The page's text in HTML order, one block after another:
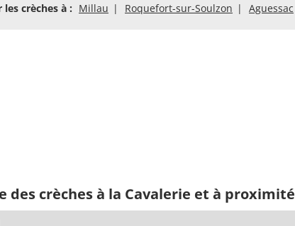
les crèches à : Millau Roquefort-sur-Soulzon Aguessac
des crèches à la Cavalerie et à proximité